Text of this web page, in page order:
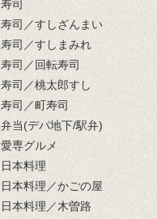
寿司
寿司／すしざんまい
寿司／すしまみれ
寿司／回転寿司
寿司／桃太郎すし
寿司／町寿司
弁当(デパ地下/駅弁)
愛専グルメ
日本料理
日本料理／かごの屋
日本料理／木曽路